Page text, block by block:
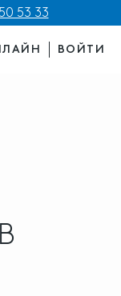
53 33
ВОЙТИ